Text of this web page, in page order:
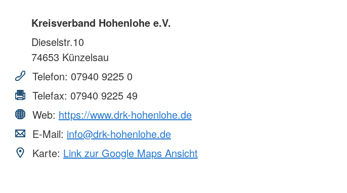
Kreisverband Hohenlohe e.V.
Dieselstr.10
74653 Künzelsau
Telefon: 07940 9225 0
Telefax: 07940 9225 49
Web: https://www.drk-hohenlohe.de
E-Mail: info@drk-hohenlohe.de
Karte: Link zur Google Maps Ansicht